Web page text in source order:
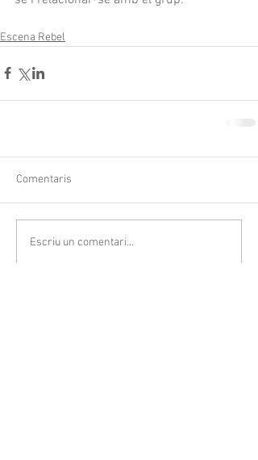
Escena Rebel
Comentaris
Escriu un comentari...